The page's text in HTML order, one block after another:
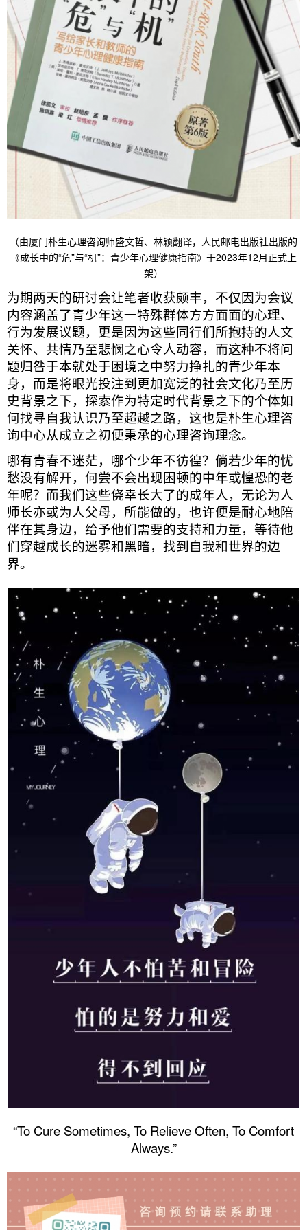
（由厦门朴生心理咨询师盛文哲、林颖翻译，人民邮电出版社出版的
《成长中的“危”与“机”：青少年心理健康指南》于2023年12月正式上
架）
为期两天的研讨会让笔者收获颇丰，不仅因为会议
内容涵盖了青少年这一特殊群体方方面面的心理、
行为发展议题，更是因为这些同行们所抱持的人文
关怀、共情乃至悲悯之心令人动容，而这种不将问
题归咎于本就处于困境之中努力挣扎的青少年本
身，而是将眼光投注到更加宽泛的社会文化乃至历
史背景之下，探索作为特定时代背景之下的个体如
何找寻自我认识乃至超越之路，这也是朴生心理咨
询中心从成立之初便秉承的心理咨询理念。
哪有青春不迷茫，哪个少年不彷徨？倘若少年的忧
愁没有解开，何尝不会出现困顿的中年或惶恐的老
年呢？而我们这些侥幸长大了的成年人，无论为人
师长亦或为人父母，所能做的，也许便是耐心地陪
伴在其身边，给予他们需要的支持和力量，等待他
们穿越成长的迷雾和黑暗，找到自我和世界的边
界。
“To Cure Sometimes, To Relieve Often, To Comfort
Always.”